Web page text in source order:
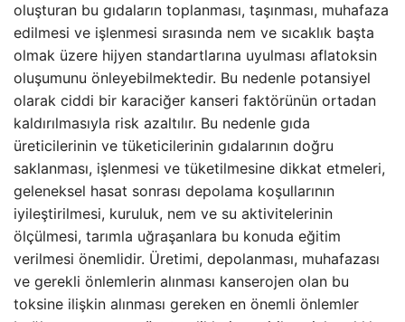
oluşturan bu gıdaların toplanması, taşınması, muhafaza
edilmesi ve işlenmesi sırasında nem ve sıcaklık başta
olmak üzere hijyen standartlarına uyulması aflatoksin
oluşumunu önleyebilmektedir. Bu nedenle potansiyel
olarak ciddi bir karaciğer kanseri faktörünün ortadan
kaldırılmasıyla risk azaltılır. Bu nedenle gıda
üreticilerinin ve tüketicilerinin gıdalarının doğru
saklanması, işlenmesi ve tüketilmesine dikkat etmeleri,
geleneksel hasat sonrası depolama koşullarının
iyileştirilmesi, kuruluk, nem ve su aktivitelerinin
ölçülmesi, tarımla uğraşanlara bu konuda eğitim
verilmesi önemlidir. Üretimi, depolanması, muhafazası
ve gerekli önlemlerin alınması kanserojen olan bu
toksine ilişkin alınması gereken en önemli önlemler